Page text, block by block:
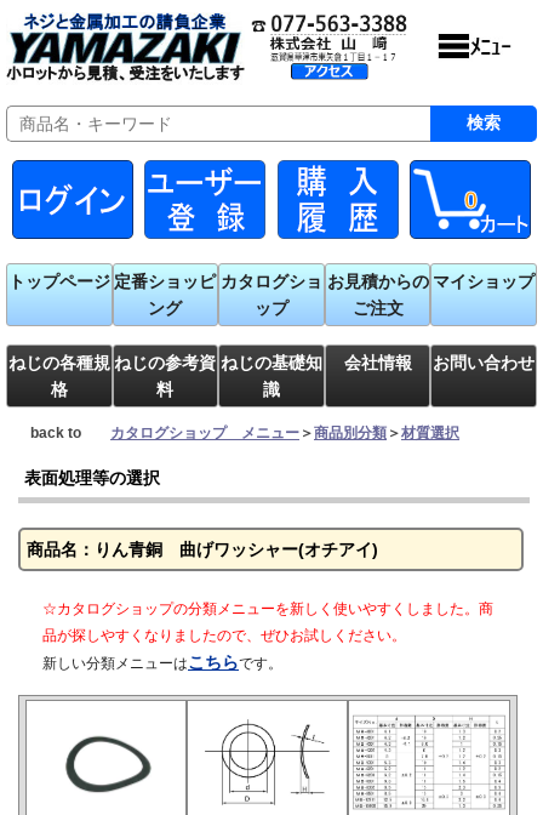
0
トップページ 定番ショッピ
ング
カタログショ
ップ
お見積からの
ご注文
マイショップ
ねじの各種規
格
ねじの参考資
料
ねじの基礎知
識
会社情報 お問い合わせ
back to カタログショップ メニュー ＞商品別分類 ＞材質選択
表面処理等の選択
商品名：りん青銅 曲げワッシャー(オチアイ)
☆カタログショップの分類メニューを新しく使いやすくしました。商
品が探しやすくなりましたので、ぜひお試しください。
新しい分類メニューはこちらです。